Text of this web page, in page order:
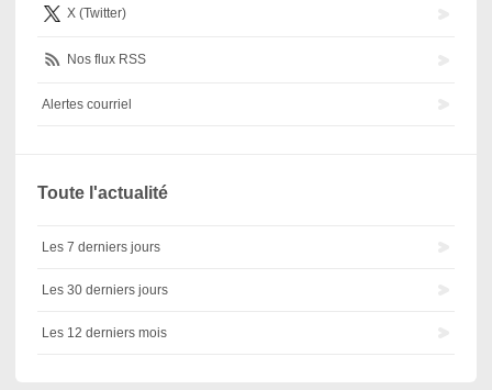
X (Twitter)
Nos flux RSS
Alertes courriel
Toute l'actualité
Les 7 derniers jours
Les 30 derniers jours
Les 12 derniers mois